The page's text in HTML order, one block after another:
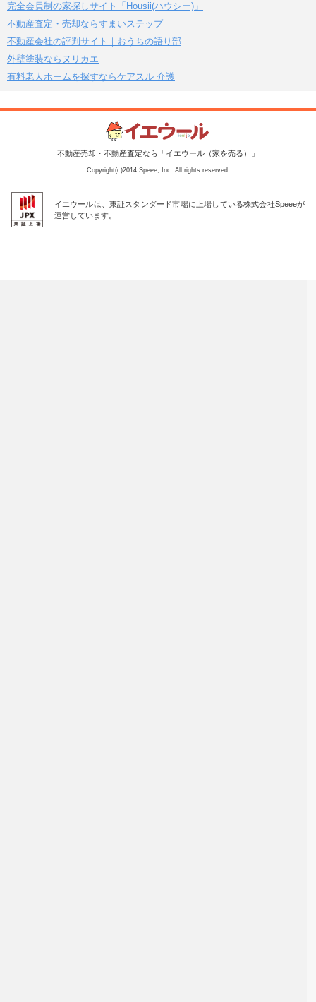
完全会員制の家探しサイト「Housii(ハウシー)」
不動産査定・売却ならすまいステップ
不動産会社の評判サイト｜おうちの語り部
外壁塗装ならヌリカエ
有料老人ホームを探すならケアスル 介護
不動産売却・不動産査定なら「イエウール（家を売る）」
Copyright(c)2014 Speee, Inc. All rights reserved.
イエウールは、東証スタンダード市場に上場している株式会社Speeeが
運営しています。